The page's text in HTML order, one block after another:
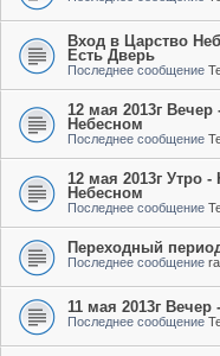
Вход в Царство
Есть Дверь
Последнее сообщение
12 мая 2013г
Небесном
Последнее сообщение
12 мая 2013г Утро
Небесном
Последнее сообщение
Переходный
Последнее сообщение
11 мая 2013г
Последнее сообщение